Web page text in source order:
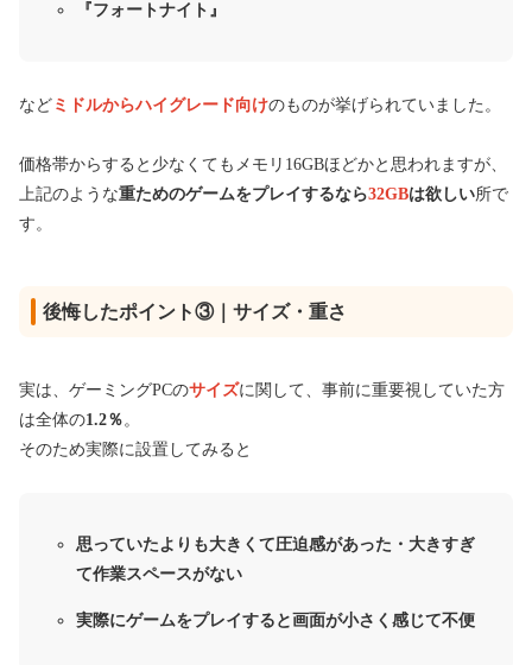
『フォートナイト』
など ミドルからハイグレード向けのものが挙げられていました。
価格帯からすると少なくてもメモリ16GBほどかと思われますが、
上記のような重ためのゲームをプレイするなら32GBは欲しい所で
す。
後悔したポイント③｜サイズ・重さ
実は、ゲーミングPCのサイズに関して、事前に重要視していた方
は全体の1.2％ 。
そのため実際に設置してみると
思っていたよりも大きくて圧迫感があった・大きすぎ
て作業スペースがない
実際にゲームをプレイすると画面が小さく感じて不便